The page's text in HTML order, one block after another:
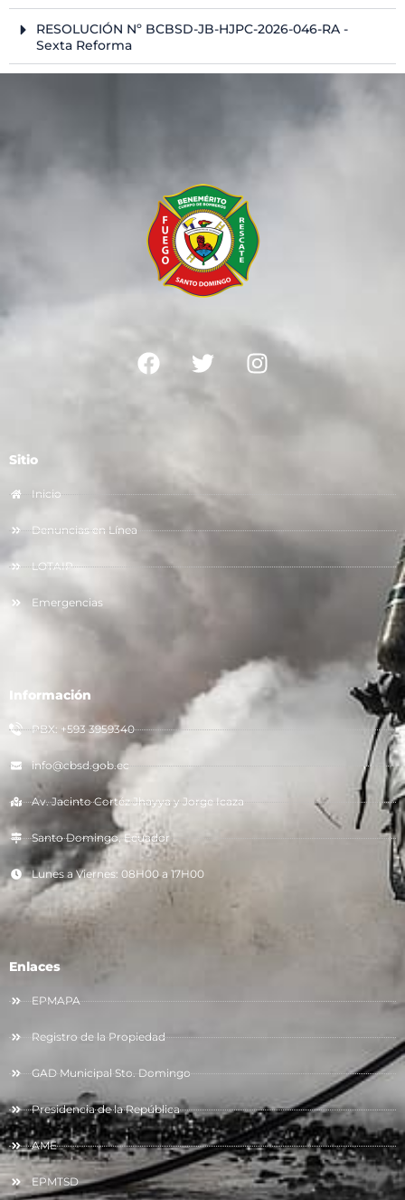
RESOLUCIÓN Nº BCBSD-JB-HJPC-2026-046-RA -
Sexta Reforma
Sitio
Inicio
Denuncias en Línea
LOTAIP
Emergencias
Información
PBX: +593 3959340
info@cbsd.gob.ec
Av. Jacinto Cortéz Jhayya y Jorge Icaza
Santo Domingo, Ecuador
Lunes a Viernes: 08H00 a 17H00
Enlaces
EPMAPA
Registro de la Propiedad
GAD Municipal Sto. Domingo
Presidencia de la República
AME
EPMTSD